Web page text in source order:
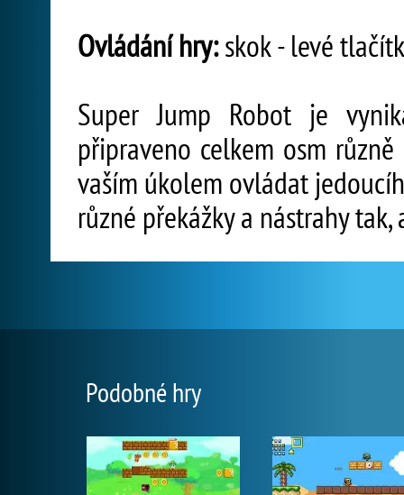
Ovládání hry:skok - levé
Super Jump Robot je
připraveno celkem osm
vaším úkolem ovládat
různé překážky a nástrahy
Podobné hry